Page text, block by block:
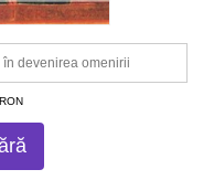
devenirea omenirii
RON